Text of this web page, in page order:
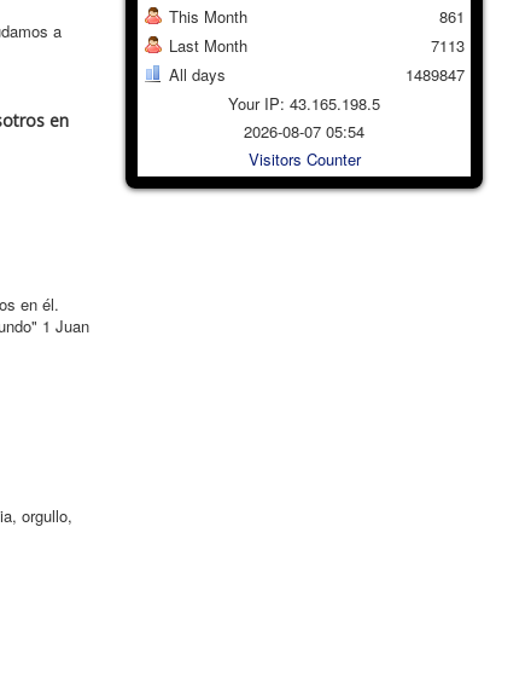
a
en
en él.
1 Juan
orgullo,
This Month
Last Month
All days
861
7113
1489847
Your IP: 43.165.198.5
2026-08-07 05:54
Visitors Counter